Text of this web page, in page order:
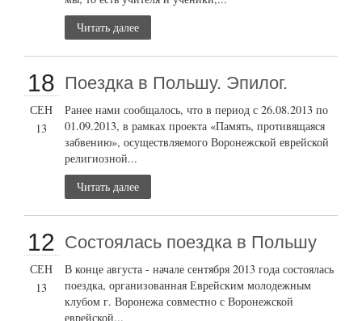
Читать далее
18
СЕН
13
Поездка в Польшу. Эпилог.
Ранее нами сообщалось, что в период с 26.08.2013 по
01.09.2013, в рамках проекта «Память, противящаяся
забвению», осуществляемого Воронежской еврейской
религиозной...
Читать далее
12
СЕН
13
Состоялась поездка в Польшу
В конце августа - начале сентября 2013 года состоялась
поездка, организованная Еврейским молодежным
клубом г. Воронежа совместно с Воронежской
еврейской...